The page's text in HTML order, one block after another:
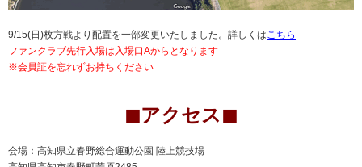
9/15(日)枚方戦より配置を一部変更いたしました。詳しくは こちら
ファンクラブ先行入場は入場口Aからとなります
※会員証を忘れずお持ちください
◼︎アクセス◼︎
会場：高知県立春野総合運動公園 陸上競技場